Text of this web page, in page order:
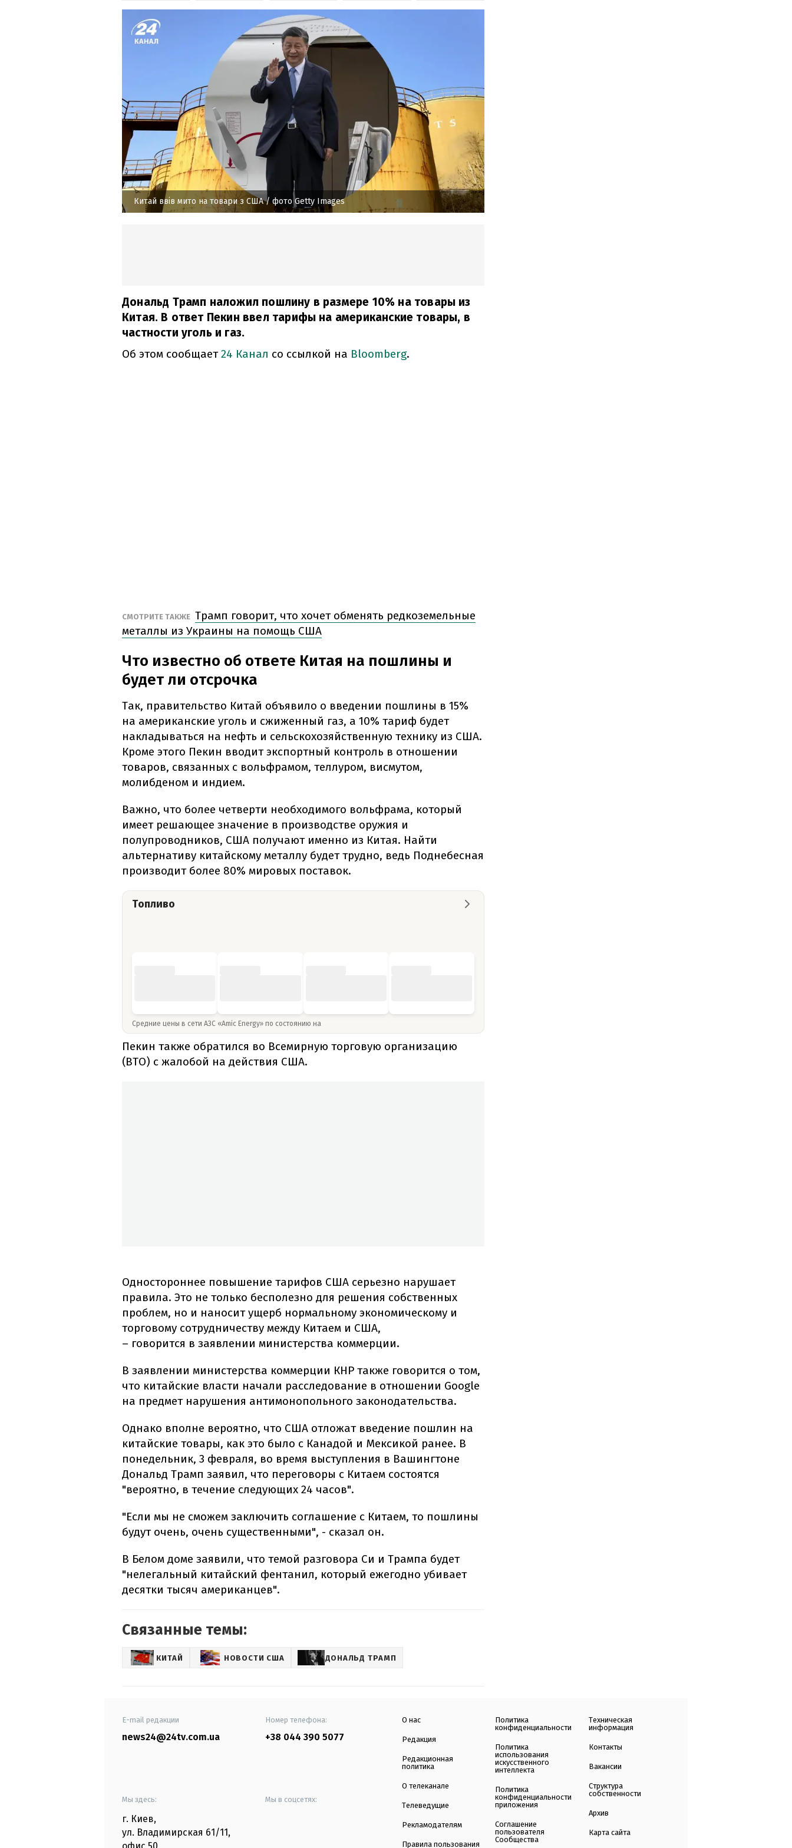
Китай ввів мито на товари з США/ фото Getty Images
Дональд Трамп наложил пошлину в размере 10% на товары из
Китая. В ответ Пекин ввел тарифы на американские товары, в
частности уголь и газ.
Об этом сообщает24 Канал со ссылкой на Bloomberg.
СМОТРИТЕ ТАКЖЕ Трамп говорит, что хочет обменять редкоземельные
металлы из Украины на помощь США
Что известно об ответе Китая на пошлины и
будет ли отсрочка
Так, правительство Китай объявило о введении пошлины в 15%
на американские уголь и сжиженный газ, а 10% тариф будет
накладываться на нефть и сельскохозяйственную технику из США.
Кроме этого Пекин вводит экспортный контроль в отношении
товаров, связанных с вольфрамом, теллуром, висмутом,
молибденом и индием.
Важно, что более четверти необходимого вольфрама, который
имеет решающее значение в производстве оружия и
полупроводников, США получают именно из Китая. Найти
альтернативу китайскому металлу будет трудно, ведь Поднебесная
производит более 80% мировых поставок.
Топливо
Средние цены в сети АЗС «Amic Energy» по состоянию на
Пекин также обратился во Всемирную торговую организацию
(ВТО) с жалобой на действия США.
Одностороннее повышение тарифов США серьезно нарушает
правила. Это не только бесполезно для решения собственных
проблем, но и наносит ущерб нормальному экономическому и
торговому сотрудничеству между Китаем и США,
– говорится в заявлении министерства коммерции.
В заявлении министерства коммерции КНР также говорится о том,
что китайские власти начали расследование в отношении Google
на предмет нарушения антимонопольного законодательства.
Однако вполне вероятно, что США отложат введение пошлин на
китайские товары, как это было с Канадой и Мексикой ранее. В
понедельник, 3 февраля, во время выступления в Вашингтоне
Дональд Трамп заявил, что переговоры с Китаем состоятся
"вероятно, в течение следующих 24 часов".
"Если мы не сможем заключить соглашение с Китаем, то пошлины
будут очень, очень существенными", - сказал он.
В Белом доме заявили, что темой разговора Си и Трампа будет
"нелегальный китайский фентанил, который ежегодно убивает
десятки тысяч американцев".
Связанные темы:
КИТАЙ НОВОСТИ США ДОНАЛЬД ТРАМП
E-mail редакции
news24@24tv.com.ua
Номер телефона:
+38 044 390 5077
Мы здесь:
г. Киев,
ул. Владимирская 61/11,
Мы в соцсетях:
О нас
Редакция
Редакционная
политика
О телеканале
Телеведущие
Рекламодателям
Правила пользования
Политика
конфиденциальности
Политика
использования
искусственного
интеллекта
Политика
конфиденциальности
приложения
Соглашение
пользователя
Сообщества
Техническая
информация
Контакты
Вакансии
Структура
собственности
Архив
Карта сайта